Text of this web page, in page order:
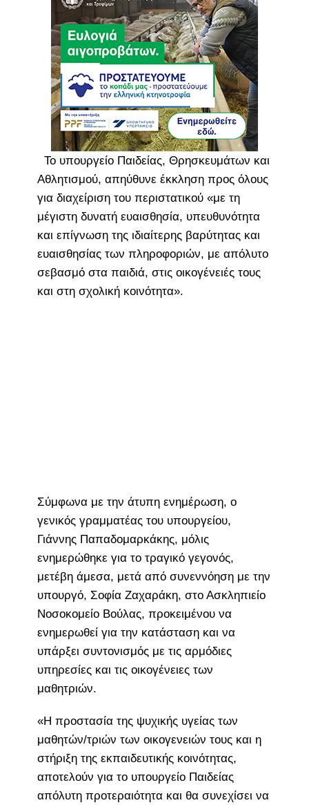
Το υπουργείο Παιδείας, Θρησκευμάτων και
Αθλητισμού, απηύθυνε έκκληση προς όλους
για διαχείριση του περιστατικού «με τη
μέγιστη δυνατή ευαισθησία, υπευθυνότητα
και επίγνωση της ιδιαίτερης βαρύτητας και
ευαισθησίας των πληροφοριών, με απόλυτο
σεβασμό στα παιδιά, στις οικογένειές τους
και στη σχολική κοινότητα».
Σύμφωνα με την άτυπη ενημέρωση, ο
γενικός γραμματέας του υπουργείου,
Γιάννης Παπαδομαρκάκης, μόλις
ενημερώθηκε για το τραγικό γεγονός,
μετέβη άμεσα, μετά από συνεννόηση με την
υπουργό, Σοφία Ζαχαράκη, στο Ασκληπιείο
Νοσοκομείο Βούλας, προκειμένου να
ενημερωθεί για την κατάσταση και να
υπάρξει συντονισμός με τις αρμόδιες
υπηρεσίες και τις οικογένειες των
μαθητριών.
«Η προστασία της ψυχικής υγείας των
μαθητών/τριών των οικογενειών τους και η
στήριξη της εκπαιδευτικής κοινότητας,
αποτελούν για το υπουργείο Παιδείας
απόλυτη προτεραιότητα και θα συνεχίσει να